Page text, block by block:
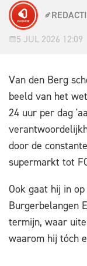
5 JUL 2026 12:09
Van den Berg
beeld van het
24 uur per dag
door de
supermarkt tot
Ook gaat hij in
Burgerbelangen
termijn, waar
waarom hij tóch